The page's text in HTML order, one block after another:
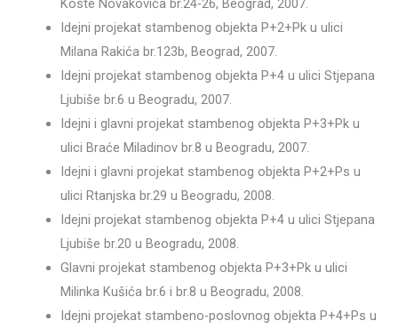
Koste Novakovića br.24-26, Beograd, 2007.
Idejni projekat stambenog objekta P+2+Pk u ulici
Milana Rakića br.123b, Beograd, 2007.
Idejni projekat stambenog objekta P+4 u ulici Stjepana
Ljubiše br.6 u Beogradu, 2007.
Idejni i glavni projekat stambenog objekta P+3+Pk u
ulici Braće Miladinov br.8 u Beogradu, 2007.
Idejni i glavni projekat stambenog objekta P+2+Ps u
ulici Rtanjska br.29 u Beogradu, 2008.
Idejni projekat stambenog objekta P+4 u ulici Stjepana
Ljubiše br.20 u Beogradu, 2008.
Glavni projekat stambenog objekta P+3+Pk u ulici
Milinka Kušića br.6 i br.8 u Beogradu, 2008.
Idejni projekat stambeno-poslovnog objekta P+4+Ps u